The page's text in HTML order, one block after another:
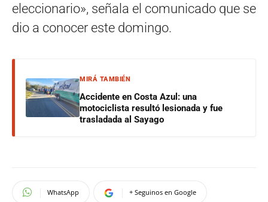
eleccionario», señala el comunicado que se
dio a conocer este domingo.
MIRÁ TAMBIÉN
Accidente en Costa Azul: una
motociclista resultó lesionada y fue
trasladada al Sayago
WhatsApp + Seguinos en Google